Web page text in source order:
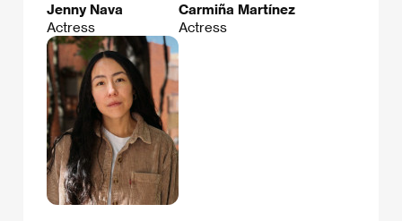
Jenny Nava
Actress
Carmiña Martínez
Actress